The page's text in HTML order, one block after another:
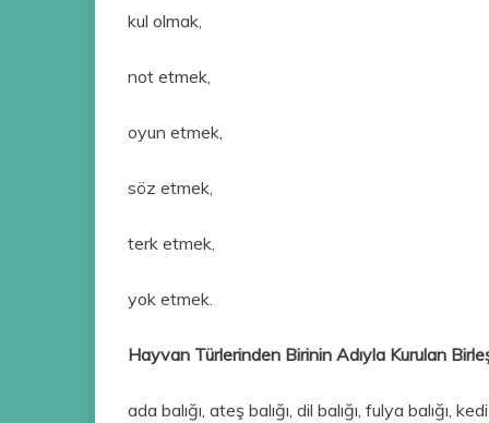
kul olmak,
not etmek,
oyun etmek,
söz etmek,
terk etmek,
yok etmek.
Hayvan Türlerinden Birinin Adıyla Kurulan
ada balığı, ateş balığı, dil balığı, fulya balığı, kedi